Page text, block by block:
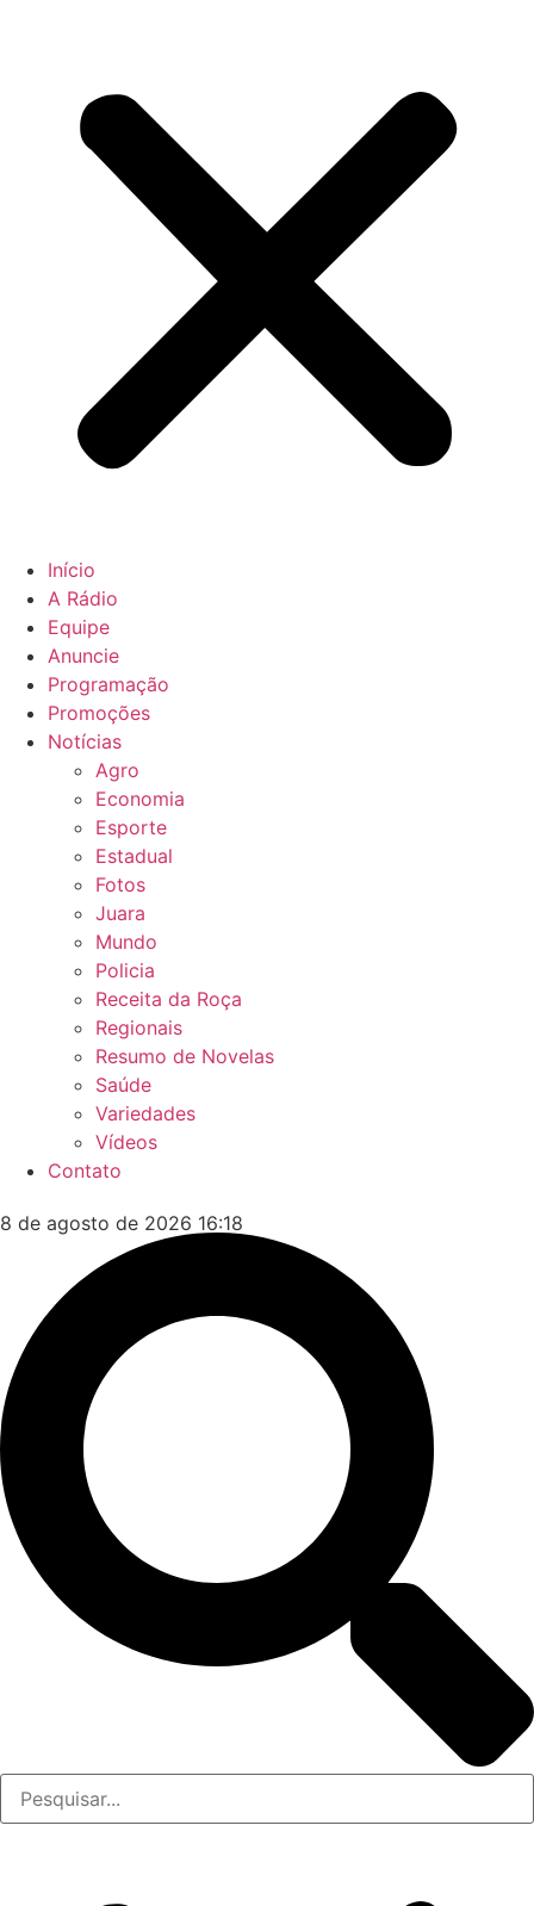
Início
A Rádio
Equipe
Anuncie
Programação
Promoções
Notícias
Agro
Economia
Esporte
Estadual
Fotos
Juara
Mundo
Policia
Receita da Roça
Regionais
Resumo de Novelas
Saúde
Variedades
Vídeos
Contato
8 de agosto de 2026 16:18